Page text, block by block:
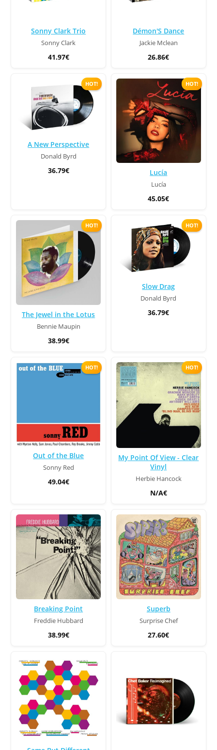
Sonny Clark Trio
Sonny Clark
41.97€
Démon'S Dance
Jackie Mclean
26.86€
HOT!
A New Perspective
Donald Byrd
36.79€
HOT!
Lucía
Lucía
45.05€
HOT!
The Jewel in the Lotus
Bennie Maupin
38.99€
HOT!
Slow Drag
Donald Byrd
36.79€
HOT!
Out of the Blue
Sonny Red
49.04€
HOT!
My Point Of View - Clear
Vinyl
Herbie Hancock
N/A€
Breaking Point
Freddie Hubbard
38.99€
Superb
Surprise Chef
27.60€